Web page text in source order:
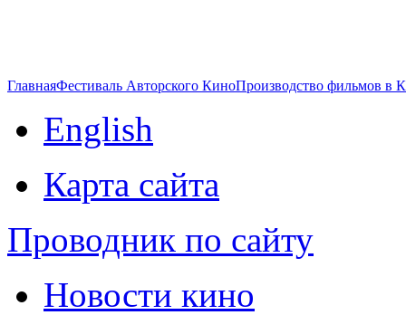
ГлавнаяФестиваль Авторского КиноПроизводство фильмов в
English
Карта сайта
Проводник по сайту
Новости кино